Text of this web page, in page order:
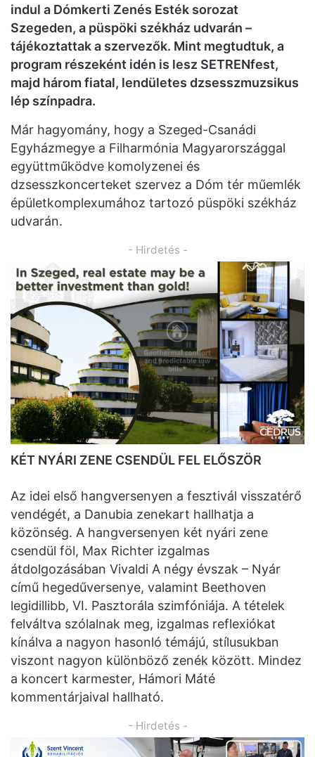
indul a Dómkerti Zenés Esték sorozat
Szegeden, a püspöki székház udvarán –
tájékoztattak a szervezők. Mint megtudtuk, a
program részeként idén is lesz SETRENfest,
majd három fiatal, lendületes dzsesszmuzsikus
lép színpadra.
Már hagyomány, hogy a Szeged-Csanádi
Egyházmegye a Filharmónia Magyarországgal
együttműködve komolyzenei és
dzsesszkoncerteket szervez a Dóm tér műemlék
épületkomplexumához tartozó püspöki székház
udvarán.
- Hirdetés -
KÉT NYÁRI ZENE CSENDÜL FEL ELŐSZÖR
Az idei első hangversenyen a fesztivál visszatérő
vendégét, a Danubia zenekart hallhatja a
közönség. A hangversenyen két nyári zene
csendül föl, Max Richter izgalmas
átdolgozásában Vivaldi A négy évszak – Nyár
című hegedűversenye, valamint Beethoven
legidillibb, VI. Pasztorála szimfóniája. A tételek
felváltva szólalnak meg, izgalmas reflexiókat
kínálva a nagyon hasonló témájú, stílusukban
viszont nagyon különböző zenék között. Mindez
a koncert karmester, Hámori Máté
kommentárjaival hallható.
- Hirdetés -